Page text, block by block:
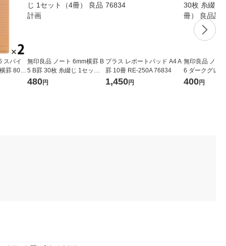
スパイ
罫 80枚
無印良品 ノート 6mm横罫 B
5 B罫 30枚 糸綴じ 1セット
（4冊） 良品計画
480円
プラス レポートパッド A4 A
罫 10冊 RE-250A 76834
1,450円
無印良品 ノー
6 ダークグレ
1セット（4冊
400円